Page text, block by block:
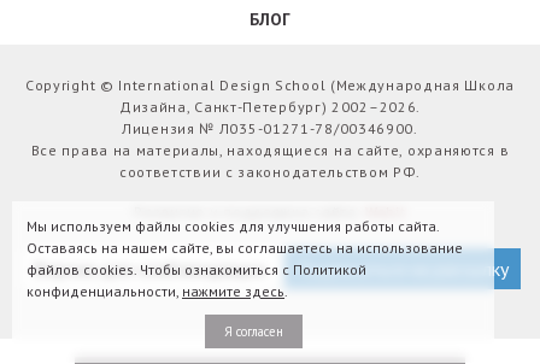
БЛОГ
Copyright © International Design School (Международная Школа
Дизайна, Санкт-Петербург) 2002–2026.
Лицензия № Л035-01271-78/00346900.
Все права на материалы, находящиеся на сайте, охраняются в
соответствии с законодательством РФ.
Версия для слабовидящих Подписаться на рассылку
Мы используем файлы cookies для улучшения работы сайта.
Оставаясь на нашем сайте, вы соглашаетесь на использование
файлов cookies. Чтобы ознакомиться с Политикой
конфиденциальности, нажмите здесь.
Я согласен